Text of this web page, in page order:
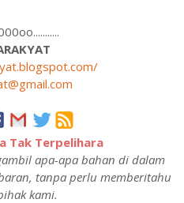
Tak Terpelihara
apa-apa bahan di dalam
tanpa perlu memberitahu
kami.